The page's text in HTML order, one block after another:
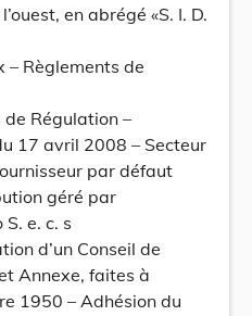
en abrégé «S. I. D.
– Règlements de
Régulation –
17 avril 2008 – Secteur
par défaut
géré par
e. c. s
d’un Conseil de
Annexe, faites à
1950 – Adhésion du